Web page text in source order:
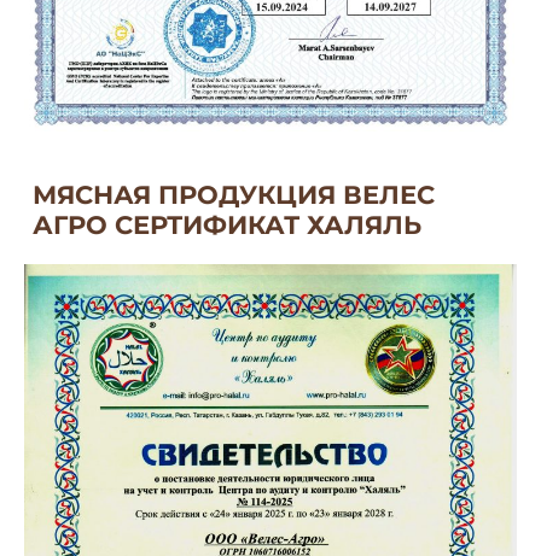
МЯСНАЯ ПРОДУКЦИЯ ВЕЛЕС
АГРО СЕРТИФИКАТ ХАЛЯЛЬ